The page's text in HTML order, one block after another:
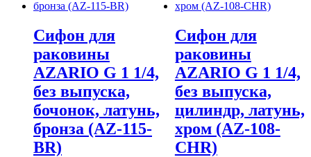
Сифон для
раковины
AZARIO G 1 1/4,
без выпуска,
бочонок, латунь,
бронза (AZ-115-
BR)
Сифон для
раковины
AZARIO G 1 1/4,
без выпуска,
цилиндр, латунь,
хром (AZ-108-
CHR)